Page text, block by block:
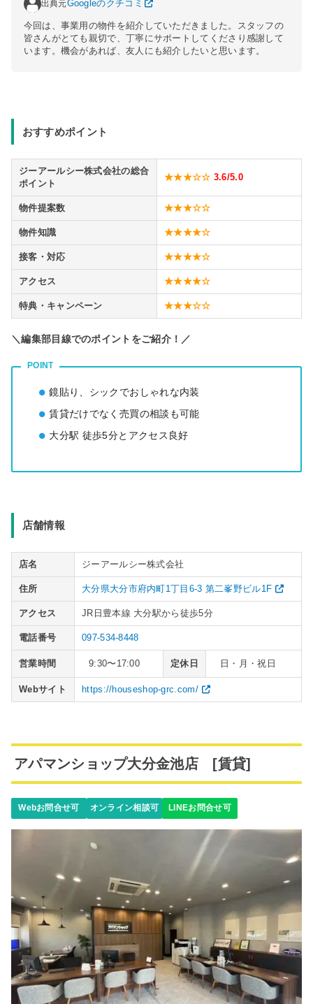
出典元Googleのクチコミ
今回は、事業用の物件を紹介していただきました。スタッフの
皆さんがとても親切で、丁寧にサポートしてくださり感謝して
います。機会があれば、友人にも紹介したいと思います。
おすすめポイント
ジーアールシー株式会社の総合
ポイント
★★★☆☆ 3.6/5.0
物件提案数 ★★★☆☆
物件知識 ★★★★☆
接客・対応 ★★★★☆
アクセス ★★★★☆
特典・キャンペーン ★★★☆☆
＼編集部目線でのポイントをご紹介！／
POINT
鏡貼り、シックでおしゃれな内装
賃貸だけでなく売買の相談も可能
大分駅 徒歩5分とアクセス良好
店舗情報
店名 ジーアールシー株式会社
住所 大分県大分市府内町1丁目6-3 第二峯野ビル1F
アクセス JR日豊本線 大分駅から徒歩5分
電話番号 097-534-8448
営業時間 9:30〜17:00 定休日 日・月・祝日
Webサイト https://houseshop-grc.com/
アパマンショップ大分金池店 [賃貸]
Webお問合せ可 オンライン相談可 LINEお問合せ可